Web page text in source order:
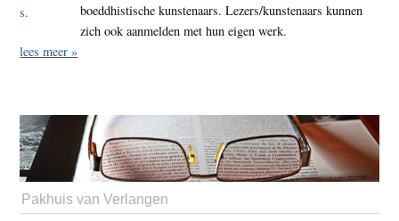
boeddhistische kunstenaars. Lezers/kunstenaars kunnen
zich ook aanmelden met hun eigen werk.
lees meer »
Pakhuis van Verlangen